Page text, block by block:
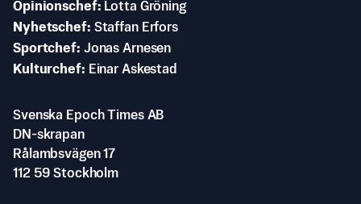
Opinionschef
Lotta Gröning
Nyhetschef Staffan Erfors
Sportchef Jonas Arnesen
Kulturchef
Einar Askestad
Svenska Epoch Times AB
DN-skrapan
Rålambsvägen 17
112 59 Stockholm